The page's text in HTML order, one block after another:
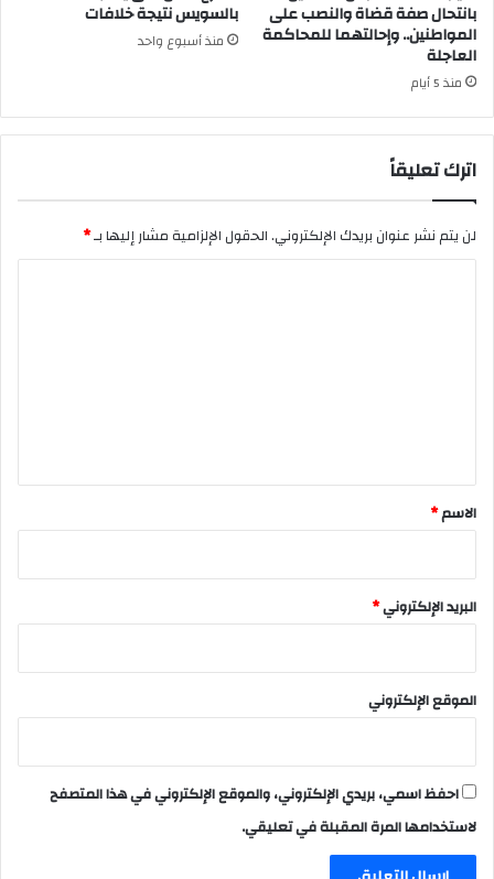
بانتحال صفة قضاة والنصب على
المواطنين.. وإحالتهما للمحاكمة
العاجلة
منذ 5 أيام
بالسويس نتيجة خلافات
منذ أسبوع واحد
اترك تعليقاً
لن يتم نشر عنوان بريدك الإلكتروني.الحقول الإلزامية مشار إليها بـ*
*
الاسم*
البريد الإلكتروني*
الموقع الإلكتروني
احفظ اسمي، بريدي الإلكتروني، والموقع الإلكتروني في هذا المتصفح
لاستخدامها المرة المقبلة في تعليقي.